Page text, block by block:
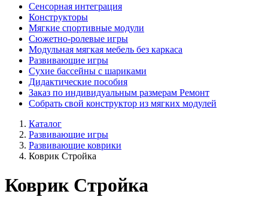
Сенсорная интеграция
Конструкторы
Мягкие спортивные модули
Cюжетно-ролевые игры
Модульная мягкая мебель без каркаса
Развивающие игры
Сухие бассейны с шариками
Дидактические пособия
Заказ по индивидуальным размерам Ремонт
Собрать свой конструктор из мягких модулей
Каталог
Развивающие игры
Развивающие коврики
Коврик Стройка
Коврик Стройка